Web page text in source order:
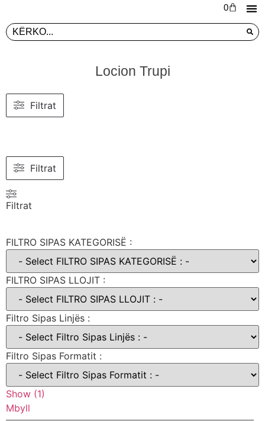
0
Locion Trupi
Filtrat
Filtrat
Filtrat
FILTRO SIPAS KATEGORISË :
FILTRO SIPAS LLOJIT :
Filtro Sipas Linjës :
Filtro Sipas Formatit :
Show (1)
Mbyll